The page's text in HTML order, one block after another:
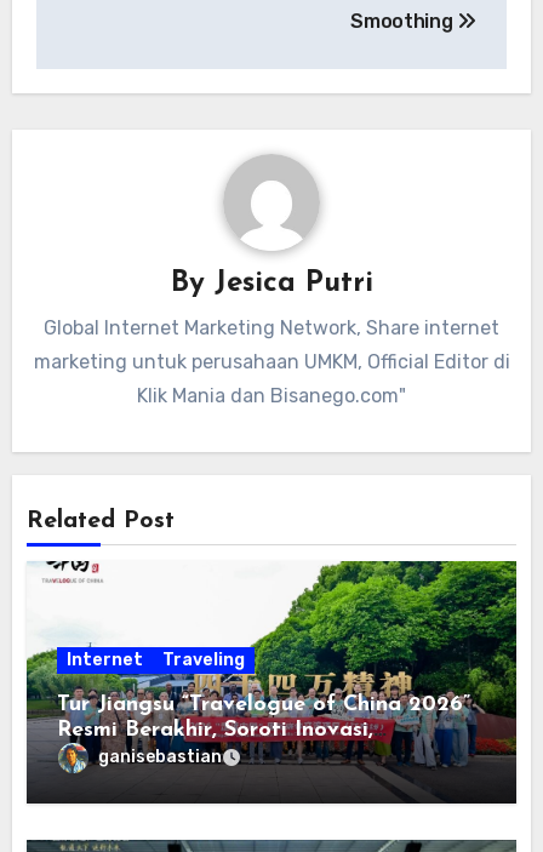
Smoothing
By Jesica Putri
Global Internet Marketing Network, Share internet
marketing untuk perusahaan UMKM, Official Editor di
Klik Mania dan Bisanego.com"
Related Post
Internet Traveling
Tur Jiangsu “Travelogue of China 2026”
Resmi Berakhir, Soroti Inovasi,
Keterbukaan, dan Pembangunan
Berorientasi pada Masyarakat
ganisebastian